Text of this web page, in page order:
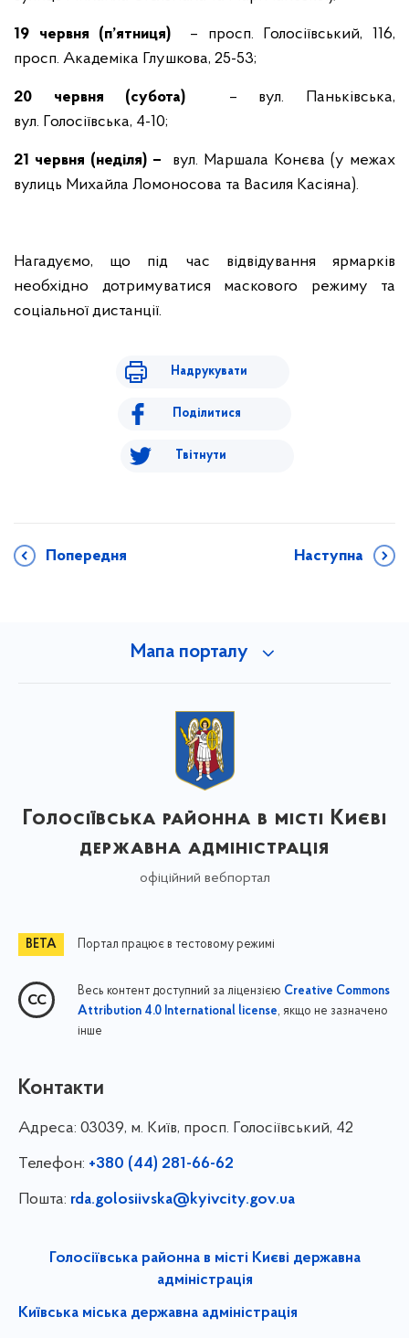
19 червня (п’ятниця)
– просп. Голосіївський, 116,
просп. Академіка Глушкова, 25-53;
20 червня (субота)
– вул. Паньківська,
вул. Голосіївська, 4-10;
21 червня (неділя) –
вул. Маршала Конєва (у межах
вулиць Михайла Ломоносова та Василя Касіяна).
Нагадуємо, що під час відвідування ярмарків
необхідно дотримуватися маскового режиму та
соціальної дистанції.
Надрукувати
Поділитися
Твітнути
Попередня Наступна
Мапа порталу
Голосіївська районна в місті Києві
державна адміністрація
офіційний вебпортал
Портал працює в тестовому режимі
Весь контент доступний за ліцензією Creative Commons
Attribution 4.0 International license, якщо не зазначено
інше
Контакти
Адреса: 03039, м. Київ, просп. Голосіївський, 42
Телефон: +380 (44) 281-66-62
Пошта: rda.golosiivska@kyivcity.gov.ua
Голосіївська районна в місті Києві державна
адміністрація
Київська міська державна адміністрація